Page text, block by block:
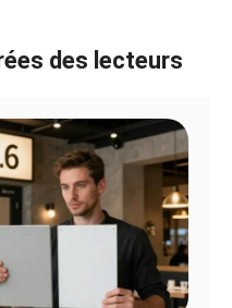
des lecteurs